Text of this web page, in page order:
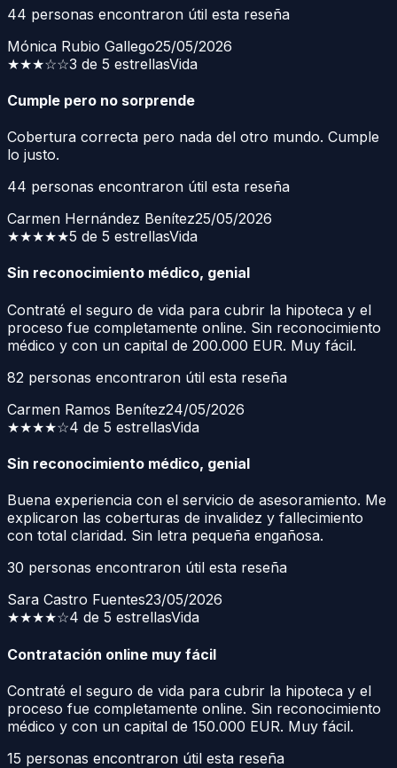
44 personas encontraron útil esta reseña
Mónica Rubio Gallego25/05/2026
★★★☆☆3 de 5 estrellasVida
Cumple pero no sorprende
Cobertura correcta pero nada del otro mundo. Cumple
lo justo.
44 personas encontraron útil esta reseña
Carmen Hernández Benítez25/05/2026
★★★★★5 de 5 estrellasVida
Sin reconocimiento médico, genial
Contraté el seguro de vida para cubrir la hipoteca y el
proceso fue completamente online. Sin reconocimiento
médico y con un capital de 200.000 EUR. Muy fácil.
82 personas encontraron útil esta reseña
Carmen Ramos Benítez24/05/2026
★★★★☆4 de 5 estrellasVida
Sin reconocimiento médico, genial
Buena experiencia con el servicio de asesoramiento. Me
explicaron las coberturas de invalidez y fallecimiento
con total claridad. Sin letra pequeña engañosa.
30 personas encontraron útil esta reseña
Sara Castro Fuentes23/05/2026
★★★★☆4 de 5 estrellasVida
Contratación online muy fácil
Contraté el seguro de vida para cubrir la hipoteca y el
proceso fue completamente online. Sin reconocimiento
médico y con un capital de 150.000 EUR. Muy fácil.
15 personas encontraron útil esta reseña